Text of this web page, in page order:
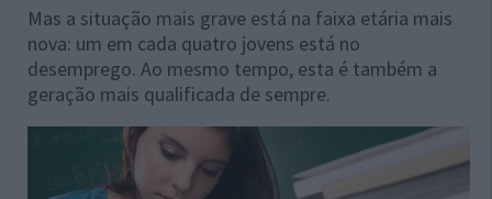
Mas a situação mais grave está na faixa etária mais
nova: um em cada quatro jovens está no
desemprego. Ao mesmo tempo, esta é também a
geração mais qualificada de sempre.